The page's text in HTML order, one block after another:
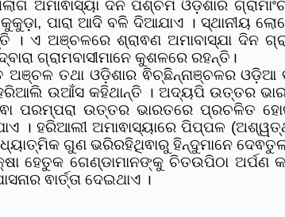
ଅମାଵାସ୍ୟା ଦିନ ପଶ୍ଚିମ ଓଡ଼ିଶାର
ପାରା ଆଦି ବଳି ଦିଆଯାଏ । ସ୍ଥାନୀୟ
। ଏ ଅଞ୍ଚଳରେ ଶ୍ରାଵଣ ଅମାବାସ୍ଯା
ଗ୍ରାମବାସୀମାନେ କୁଶଳରେ ରହନ୍ତି।
ତଥା ଓଡ଼ିଶାର ଵିଚ୍ଛିନ୍ନାଞ୍ଚଳର ଓଡ଼ିଆ
ହରିଆଲି ଉଆଁସ କହିଥାନ୍ତି । ଅଦ୍ୟପି ଉତ୍ତର
ପରମ୍ପରା ଉତ୍ତର ଭାରତରେ ପ୍ରଚଳିତ
। ହରିଆଲୀ ଅମାଵାସ୍ୟାରେ ପିପ୍ପଳ
ଗୁଣ ଭରିରହିଥିଵାରୁ ହିନ୍ଦୁମାନେ
ହେତୁକ ଗେଣ୍ଡାମାନଙ୍କୁ ଚିତଉପିଠା ଅର୍ପଣ
ଵାର୍ତ୍ତା ଦେଇଥାଏ ।